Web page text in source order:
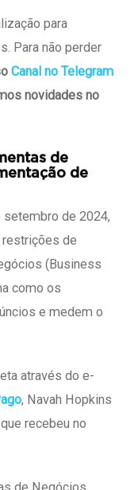
para
Para não perder
Canal no Telegram
novidades no
de
de
de 2024,
de
(Business
como os
e medem o
através do e-
, Navah Hopkins
recebeu no